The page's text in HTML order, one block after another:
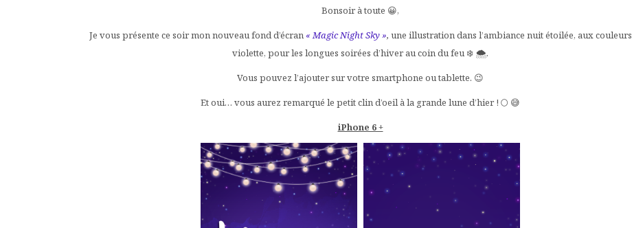
Bonsoir à toute 😀,
Je vous présente ce soir mon nouveau fond d’écran « Magic Night Sky », une illustration dans l’ambiance nuit étoilée, aux couleurs
violette, pour les longues soirées d’hiver au coin du feu ❄️ 🌨.
Vous pouvez l’ajouter sur votre smartphone ou tablette. 😉
Et oui… vous aurez remarqué le petit clin d’oeil à la grande lune d’hier ! 🌕 😅
iPhone 6 +